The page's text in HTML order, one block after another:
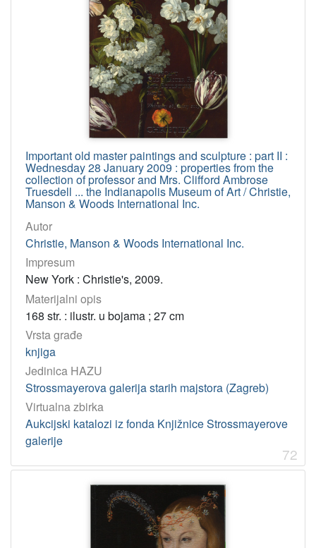
Important old master paintings and sculpture : part II :
Wednesday 28 January 2009 : properties from the
collection of professor and Mrs. Clifford Ambrose
Truesdell ... the Indianapolis Museum of Art / Christie,
Manson & Woods International Inc.
Autor
Christie, Manson & Woods International Inc.
Impresum
New York : Christie's, 2009.
Materijalni opis
168 str. : ilustr. u bojama ; 27 cm
Vrsta građe
knjiga
Jedinica HAZU
Strossmayerova galerija starih majstora (Zagreb)
Virtualna zbirka
Aukcijski katalozi iz fonda Knjižnice Strossmayerove
galerije
72